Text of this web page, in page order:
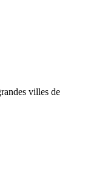
villes de